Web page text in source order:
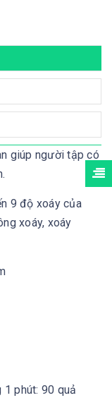
giúp người tập có
9 độ xoáy của
xoáy, xoáy
1 phút: 90 quả